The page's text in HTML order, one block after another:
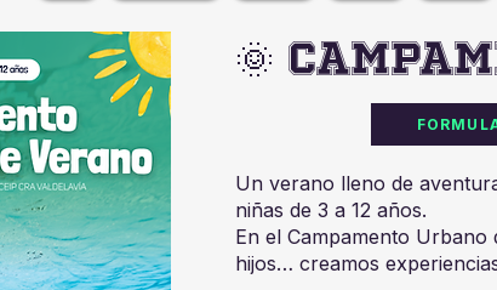
🌞
Un verano lleno de
niñas de 3 a 12 años.
En el Campamento
hijos… creamos